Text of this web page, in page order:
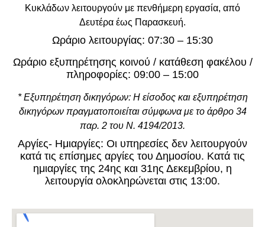
Κυκλάδων λειτουργούν με πενθήμερη εργασία, από
Δευτέρα έως Παρασκευή.
Ωράριο λειτουργίας: 07:30 – 15:30
Ωράριο εξυπηρέτησης κοινού / κατάθεση φακέλου /
πληροφορίες: 09:00 – 15:00
* Εξυπηρέτηση δικηγόρων: Η είσοδος και εξυπηρέτηση
δικηγόρων πραγματοποιείται σύμφωνα με το άρθρο 34
παρ. 2 του Ν. 4194/2013.
Αργίες- Ημιαργίες: Οι υπηρεσίες δεν λειτουργούν
κατά τις επίσημες αργίες του Δημοσίου. Κατά τις
ημιαργίες της 24ης και 31ης Δεκεμβρίου, η
λειτουργία ολοκληρώνεται στις 13:00.